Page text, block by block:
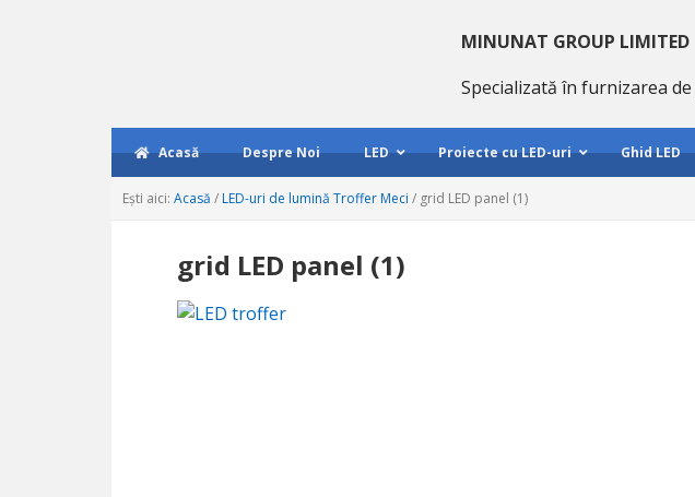
primară
MINUNAT GROUP LIMITED
Specializată în furnizarea
Acasă Despre Noi LED Proiecte cu LED-uri Ghid LED
Eşti aici: Acasă / LED-uri de lumină Troffer Meci / grid LED panel (1)
grid LED panel (1)